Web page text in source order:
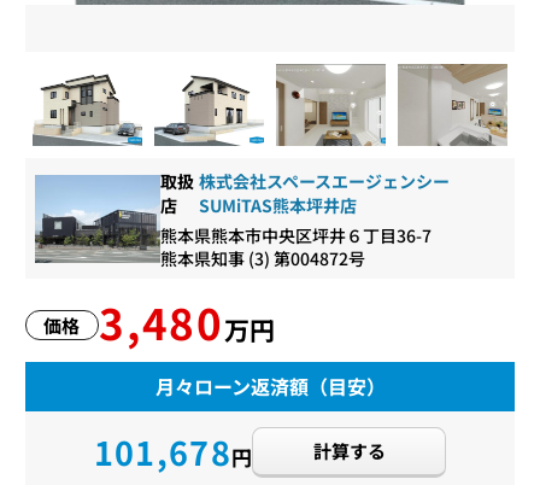
取扱
店
株式会社スペースエージェンシー
SUMiTAS熊本坪井店
熊本県熊本市中央区坪井６丁目36-7
熊本県知事 (3) 第004872号
価格 3,480万円
月々ローン返済額（目安）
101,678円 計算する